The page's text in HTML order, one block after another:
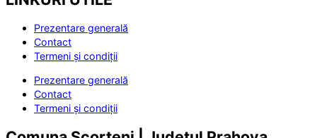
Prezentare generală
Contact
Termeni și condiții
Prezentare generală
Contact
Termeni și condiții